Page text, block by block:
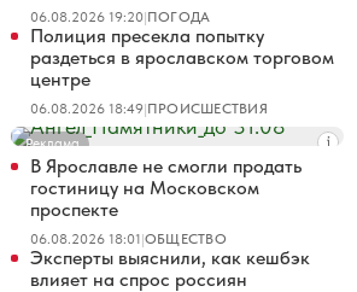
06.08.2026 19:20|ПОГОДА
Полиция пресекла попытку
раздеться в ярославском торговом
центре
06.08.2026 18:49|ПРОИСШЕСТВИЯ
Реклама
В Ярославле не смогли продать
гостиницу на Московском
проспекте
06.08.2026 18:01|ОБЩЕСТВО
Эксперты выяснили, как кешбэк
влияет на спрос россиян